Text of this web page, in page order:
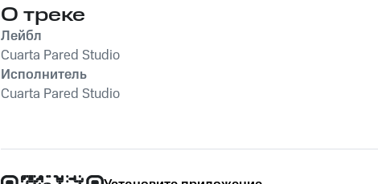
О треке
Лейбл
Cuarta Pared Studio
Исполнитель
Cuarta Pared Studio